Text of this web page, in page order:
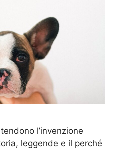
l’invenzione
leggende e il perché